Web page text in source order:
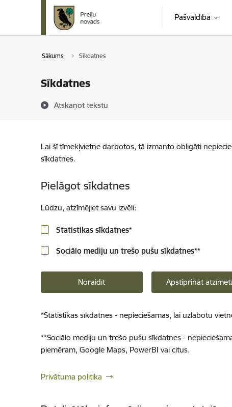
Pāriet uz lapas saturu
Pašvaldība
Sākums Sīkdatnes
Sīkdatnes
Atskaņot tekstu
Lai šī tīmekļvietne darbotos, tā izmanto obligāti
sīkdatnes.
Pielāgot sīkdatnes
Lūdzu, atzīmējiet savu izvēli:
Statistikas sīkdatnes*
Sociālo mediju un trešo pušu sīkdatnes**
Noraidīt Apstiprināt
*Statistikas sīkdatnes - nepieciešamas, lai uzlabotu
**Sociālo mediju un trešo pušu sīkdatnes -
piemēram, Google Maps, PowerBI vai citus.
Privātuma politika